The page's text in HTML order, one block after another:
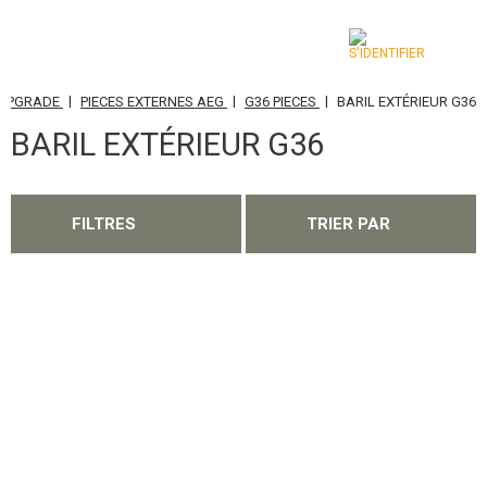
CATÉGORIES
AIRSOFT GUNS
LANCE-GRENADES, GRENADES
| PIECES EXTERNES AEG | G36 PIECES | BARIL EXTÉRIEUR G36
BARIL EXTÉRIEUR G36
FILTRES TRIER PAR